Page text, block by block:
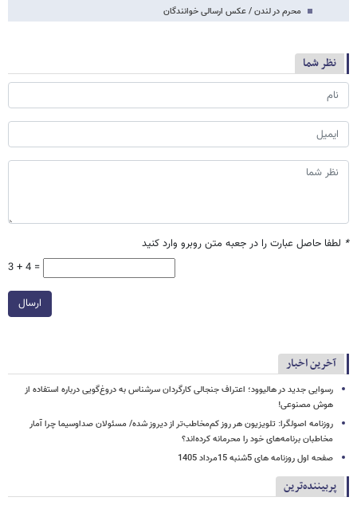
محرم در لندن / عکس ارسالی خوانندگان
نظر شما
* لطفا حاصل عبارت را در جعبه متن روبرو وارد کنید
3 + 4 =
ارسال
آخرین اخبار
رسوایی جدید در هالیوود؛ اعتراف جنجالی کارگردان سرشناس به دروغ‌گویی درباره استفاده از
هوش مصنوعی!
روزنامه اصولگرا: تلویزیون هر روز کم‌مخاطب‌تر از دیروز شده/ مسئولان صداوسیما چرا آمار
مخاطبان برنامه‌های خود را محرمانه کرده‌اند؟
صفحه اول روزنامه های 5شنبه 15مرداد 1405
پربیننده‌ترین